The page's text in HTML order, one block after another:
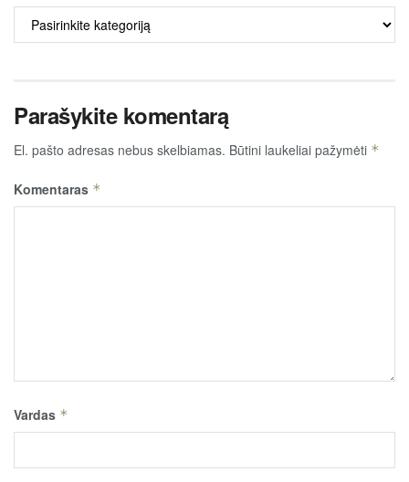
TURINYS
Parašykite komentarą
El. pašto adresas nebus skelbiamas. Būtini laukeliai pažymėti *
Komentaras *
Vardas *